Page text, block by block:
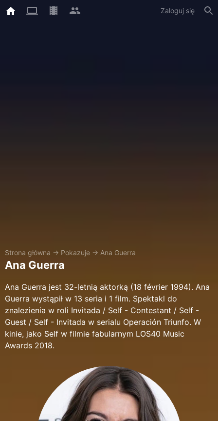
Zaloguj się
Strona główna → Pokazuje → Ana Guerra
Ana Guerra
Ana Guerra jest 32-letnią aktorką (18 février 1994). Ana
Guerra wystąpił w 13 seria i 1 film. Spektakl do
znalezienia w roli Invitada / Self - Contestant / Self -
Guest / Self - Invitada w serialu Operación Triunfo. W
kinie, jako Self w filmie fabularnym LOS40 Music
Awards 2018.